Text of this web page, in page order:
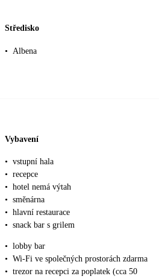
Středisko
• Albena
Vybavení
• vstupní hala
• recepce
• hotel nemá výtah
• směnárna
• hlavní restaurace
• snack bar s grilem
• lobby bar
• Wi-Fi ve společných prostorách zdarma
• trezor na recepci za poplatek (cca 50